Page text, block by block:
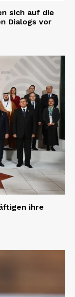
sich auf die
Dialogs vor
ihre